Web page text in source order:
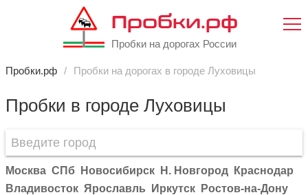
Пробки.рф
Пробки на дорогах России
Пробки.рф Пробки на дорогах в городе Луховицы
Пробки в городе Луховицы
Москва СПб Новосибирск Н. Новгород
Краснодар
Владивосток Ярославль Иркутск
Ростов-на-Дону